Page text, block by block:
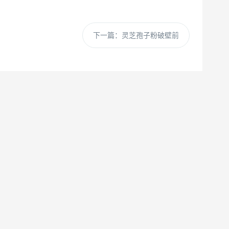
下一篇： 灵芝孢子粉破壁前